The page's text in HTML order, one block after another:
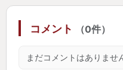
ます。ゲームを通して
ようにこれからも楽し
コメント （0件）
まだコメントはありませ